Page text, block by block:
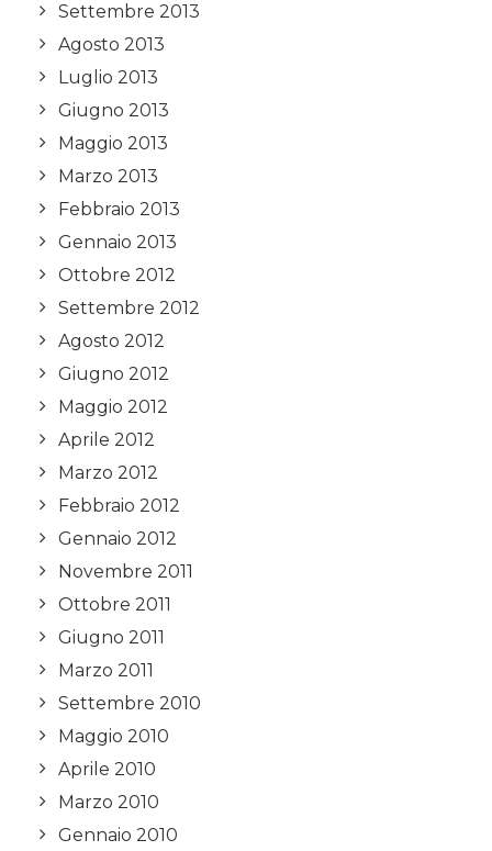
Settembre 2013
Agosto 2013
Luglio 2013
Giugno 2013
Maggio 2013
Marzo 2013
Febbraio 2013
Gennaio 2013
Ottobre 2012
Settembre 2012
Agosto 2012
Giugno 2012
Maggio 2012
Aprile 2012
Marzo 2012
Febbraio 2012
Gennaio 2012
Novembre 2011
Ottobre 2011
Giugno 2011
Marzo 2011
Settembre 2010
Maggio 2010
Aprile 2010
Marzo 2010
Gennaio 2010